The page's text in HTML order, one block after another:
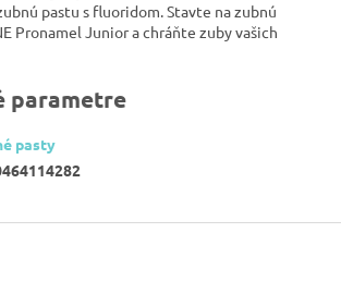
pastu s fluoridom. Stavte na zubnú
Pronamel Junior a chráňte zuby vašich
parametre
pasty